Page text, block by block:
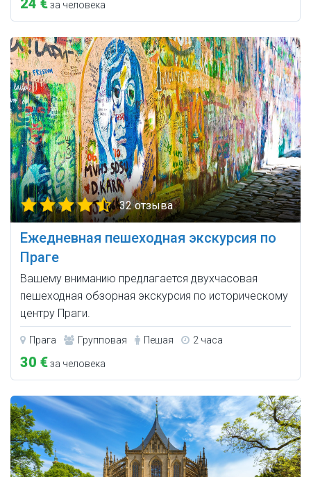
за человека
32 отзыва
Ежедневная пешеходная экскурсия по
Праге
Вашему вниманию предлагается двухчасовая
пешеходная обзорная экскурсия по историческому
центру Праги.
Прага Групповая Пешая 2 часа
30 €за человека